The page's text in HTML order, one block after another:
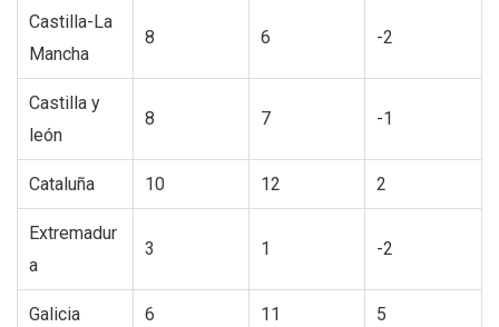
Castilla-La
Mancha
8 6 -2
Castilla y
león
8 7 -1
Cataluña 10 12 2
Extremadur
a
3 1 -2
Galicia 6 11 5